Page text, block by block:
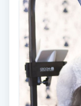
Singelfransar
Sjukgymnastik
Skalpmassage